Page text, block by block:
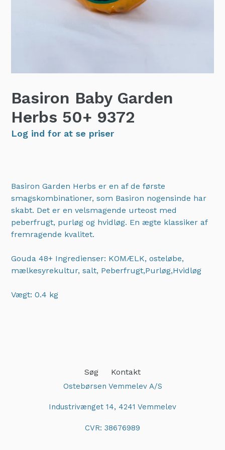
Basiron Baby Garden
Herbs 50+ 9372
Log ind for at se priser
Basiron Garden Herbs er en af ​​de første
smagskombinationer, som Basiron nogensinde har
skabt. Det er en velsmagende urteost med
peberfrugt, purløg og hvidløg. En ægte klassiker af
fremragende kvalitet.
Gouda 48+ Ingredienser: KOMÆLK, osteløbe,
mælkesyrekultur, salt, Peberfrugt,Purløg,Hvidløg
Vægt: 0.4 kg
Søg Kontakt
Ostebørsen Vemmelev A/S
Industrivænget 14, 4241 Vemmelev
CVR: 38676989